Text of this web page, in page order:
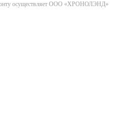
осуществляет ООО «ХРОНОЛЭНД»